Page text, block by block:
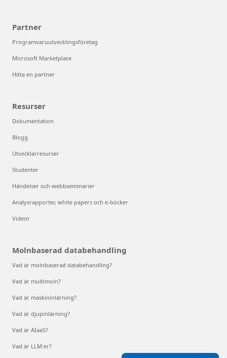
Partner
Programvaruutvecklingsföretag
Microsoft Marketplace
Hitta en partner
Resurser
Dokumentation
Blogg
Utvecklarresurser
Studenter
Händelser och webbseminarier
Analysrapporter, white papers och e-böcker
Videor
Molnbaserad databehandling
Vad är molnbaserad databehandling?
Vad är multimoln?
Vad är maskininlärning?
Vad är djupinlärning?
Vad är AIaaS?
Vad är LLM:er?